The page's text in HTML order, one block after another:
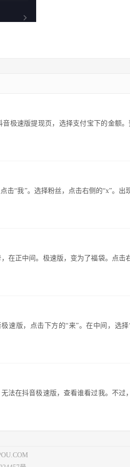
极速版提现页，选择支付宝下的金额。
击“我”。选择粉丝，点击右侧的“x”。出
在正中间。极速版，变为了福袋。点击
速版，点击下方的“来”。在中间，选择
法在抖音极速版，查看谁看过我。不过